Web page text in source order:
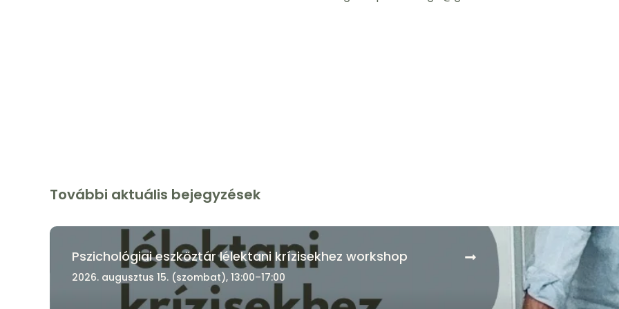
További aktuális bejegyzések
Pszichológiai eszköztár lélektani krízisekhez workshop
2026. augusztus 15. (szombat), 13:00–17:00